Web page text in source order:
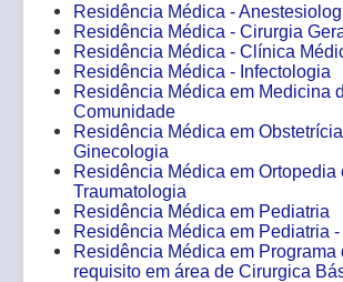
Residência Médica -
Residência Médica - Cirurgia
Residência Médica - Clínica
Residência Médica - Infectologia
Residência Médica em Medicina
Comunidade
Residência Médica em
Ginecologia
Residência Médica em Ortopedia
Traumatologia
Residência Médica em Pediatria
Residência Médica em Pediatria
Residência Médica em Programa
requisito em área de Cirurgica